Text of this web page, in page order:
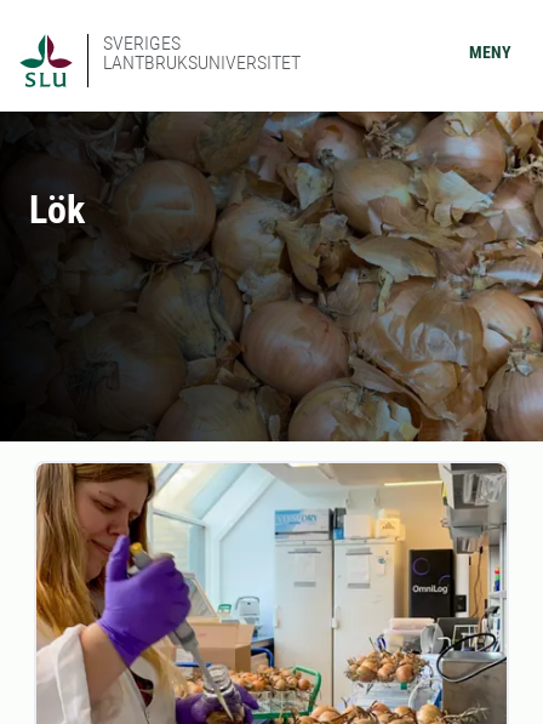
SVERIGES
LANTBRUKSUNIVERSITET
MENY
Lök